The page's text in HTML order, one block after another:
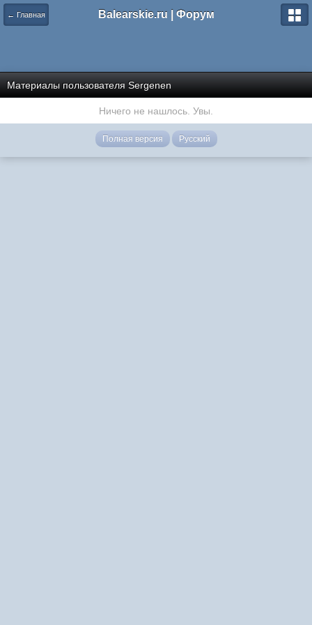
← Главная Balearskie.ru | Форум
Материалы пользователя Sergenen
Ничего не нашлось. Увы.
Полная версия Русский